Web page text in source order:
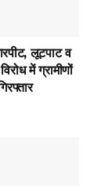
लूटपाट व
में ग्रामीणों